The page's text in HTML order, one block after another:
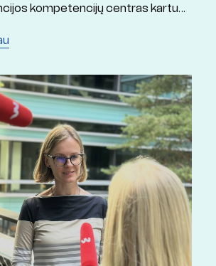
kompetencijų centras kartu
ministerija.